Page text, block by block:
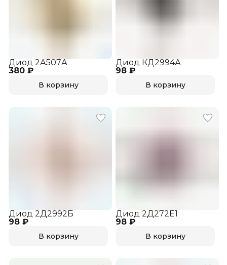
380 ₽
Диод 2А507А
В корзину
98 ₽
Диод КД2994А
В корзину
98 ₽
Диод 2Д2992Б
В корзину
98 ₽
Диод 2Д272Е1
В корзину